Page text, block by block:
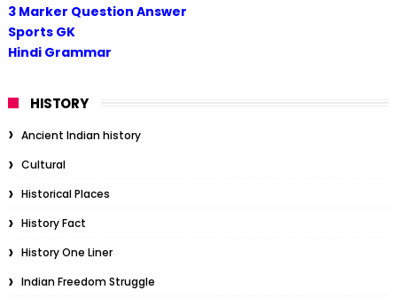
3 Marker Question Answer
Sports GK
Hindi Grammar
HISTORY
Ancient Indian history
Cultural
Historical Places
History Fact
History One Liner
Indian Freedom Struggle